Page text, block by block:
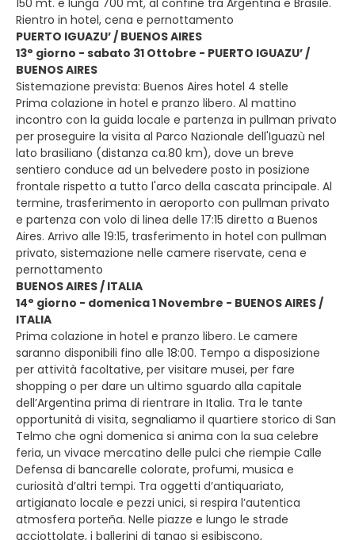
Rientro in hotel, cena e pernottamento
PUERTO IGUAZU’ / BUENOS AIRES
13° giorno - sabato 31 Ottobre - PUERTO IGUAZU’ /
BUENOS AIRES
Sistemazione prevista: Buenos Aires hotel 4 stelle
Prima colazione in hotel e pranzo libero. Al mattino
incontro con la guida locale e partenza in pullman privato
per proseguire la visita al Parco Nazionale dell'Iguazù nel
lato brasiliano (distanza ca.80 km), dove un breve
sentiero conduce ad un belvedere posto in posizione
frontale rispetto a tutto l'arco della cascata principale. Al
termine, trasferimento in aeroporto con pullman privato
e partenza con volo di linea delle 17:15 diretto a Buenos
Aires. Arrivo alle 19:15, trasferimento in hotel con pullman
privato, sistemazione nelle camere riservate, cena e
pernottamento
BUENOS AIRES / ITALIA
14° giorno - domenica 1 Novembre - BUENOS AIRES /
ITALIA
Prima colazione in hotel e pranzo libero. Le camere
saranno disponibili fino alle 18:00. Tempo a disposizione
per attività facoltative, per visitare musei, per fare
shopping o per dare un ultimo sguardo alla capitale
dell’Argentina prima di rientrare in Italia. Tra le tante
opportunità di visita, segnaliamo il quartiere storico di San
Telmo che ogni domenica si anima con la sua celebre
feria, un vivace mercatino delle pulci che riempie Calle
Defensa di bancarelle colorate, profumi, musica e
curiosità d’altri tempi. Tra oggetti d’antiquariato,
artigianato locale e pezzi unici, si respira l’autentica
atmosfera porteña. Nelle piazze e lungo le strade
acciottolate, i ballerini di tango si esibiscono,